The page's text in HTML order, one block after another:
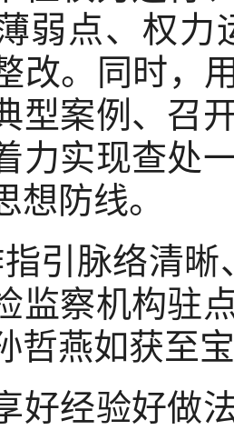
弱点、权力
改。同时，
型案例、召
力实现查处
想防线。
脉络清晰
监察机构驻
哲燕如获至
经验好做法